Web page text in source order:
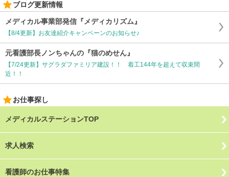
ブログ更新情報
メディカル事業部発信『メディカリズム』
【8/4更新】お友達紹介キャンペーンのお知らせ♪
元看護部長ノンちゃんの『猫のめせん』
【7/24更新】サグラダファミリア建設！！ 着工144年を超えて収束間
近！！
お仕事探し
メディカルステーションTOP
求人検索
看護師のお仕事特集